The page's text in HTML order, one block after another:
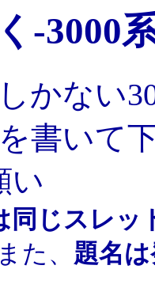
-3000
かない
書いて
い
同じスレ
た、 題名